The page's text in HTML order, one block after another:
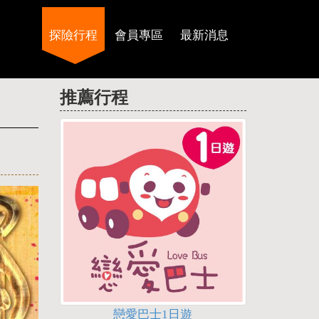
探險行程 會員專區 最新消息
推薦行程
戀愛巴士1日遊